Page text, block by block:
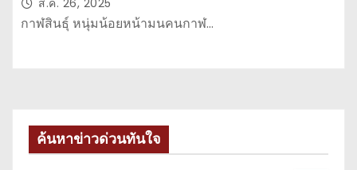
กาฬสินธุ์ หนุ่มน้อยหน้ามนคนกาฬ…
ค้นหาข่าวด่วนทันใจ